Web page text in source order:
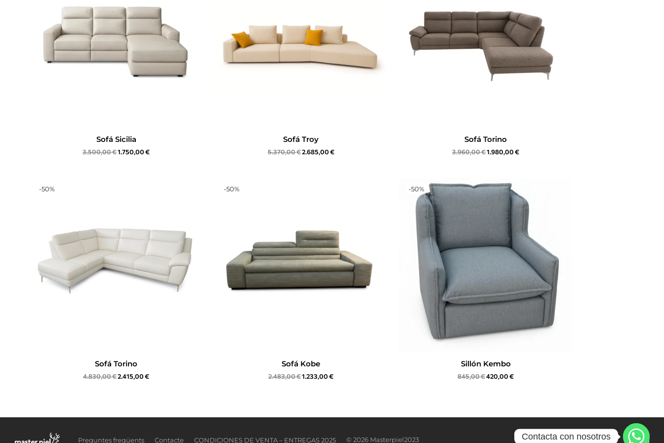
Sofá Sicilia
3.500,00€1.750,00€
Sofá Troy
5.370,00€2.685,00€
Sofá Torino
3.960,00€1.980,00€
-50%
Sofá Torino
4.830,00€2.415,00€
-50%
Sofá Kobe
2.483,00€1.233,00€
-50%
Sillón Kembo
845,00€420,00€
Preguntes freqüents Contacte CONDICIONES DE VENTA – ENTREGAS 2025 © 2026 Masterpiel2023 Contacta con nosotros